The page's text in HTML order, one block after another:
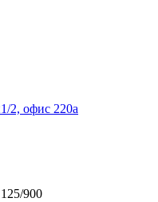
2, офис 220а
900